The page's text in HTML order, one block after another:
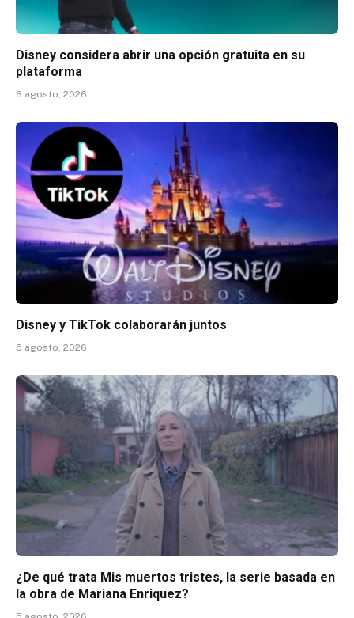
Disney considera abrir una opción gratuita en su
plataforma
6 agosto, 2026
Disney y TikTok colaborarán juntos
5 agosto, 2026
¿De qué trata Mis muertos tristes, la serie basada en
la obra de Mariana Enriquez?